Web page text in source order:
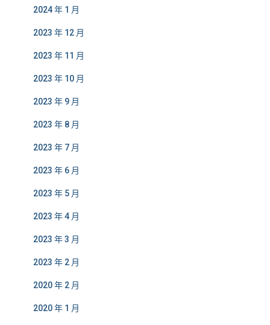
2024 年 1 月
2023 年 12 月
2023 年 11 月
2023 年 10 月
2023 年 9 月
2023 年 8 月
2023 年 7 月
2023 年 6 月
2023 年 5 月
2023 年 4 月
2023 年 3 月
2023 年 2 月
2020 年 2 月
2020 年 1 月